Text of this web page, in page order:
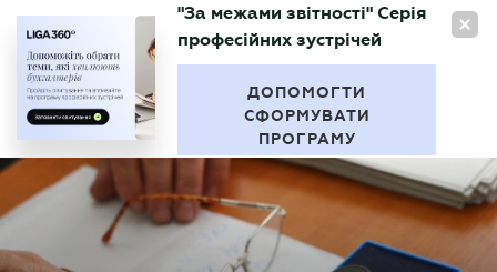
UA
БУХГАЛТЕР
"За межами звітності" Серія
професійних зустрічей
ДОПОМОГТИ
СФОРМУВАТИ
ПРОГРАМУ